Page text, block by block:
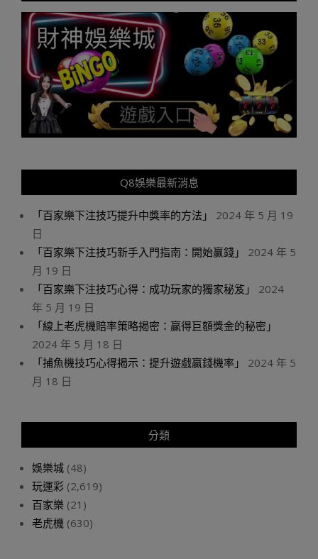
Q8娛樂最新消息
「百家樂下注技巧提升中獎率的方法」
2024 年 5 月 19
日
「百家樂下注技巧新手入門指南：開始贏錢」
2024 年 5
月 19 日
「百家樂下注技巧心得：成功玩家的獨家秘笈」
2024
年 5 月 19 日
「線上老虎機賠率策略揭密：贏得巨額獎金的秘密」
2024 年 5 月 18 日
「捕魚機技巧心得揭示：提升遊戲贏錢機率」
2024 年 5
月 18 日
分類
娛樂城 (48)
玩運彩 (2,619)
百家樂 (21)
老虎機 (630)